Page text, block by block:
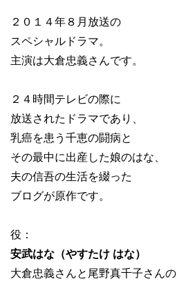
２０１４年８月放送の
スペシャルドラマ。
主演は大倉忠義さんです。
２４時間テレビの際に
放送されたドラマであり、
乳癌を患う千恵の闘病と
その最中に出産した娘のはな、
夫の信吾の生活を綴った
ブログが原作です。
役：
安武はな（やすたけ はな）
大倉忠義さんと尾野真千子さんの